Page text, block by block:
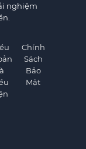
nghiệm
Chính
Sách
Bảo
Mật